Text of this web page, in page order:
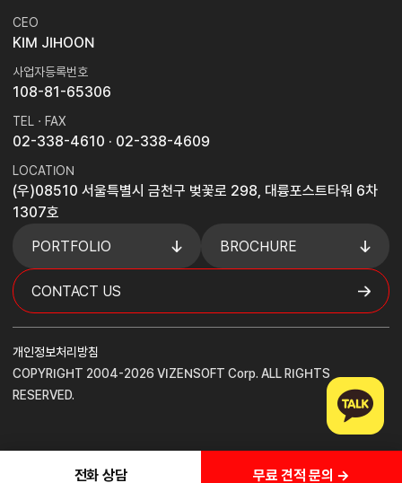
CEO
KIM JIHOON
사업자등록번호
108-81-65306
TEL · FAX
02-338-4610 · 02-338-4609
LOCATION
(우)08510 서울특별시 금천구 벚꽃로 298, 대륭포스트타워 6차
1307호
PORTFOLIO
BROCHURE
CONTACT US
개인정보처리방침
COPYRIGHT 2004-2026 VIZENSOFT Corp. ALL RIGHTS
RESERVED.
전화 상담 무료 견적 문의 →